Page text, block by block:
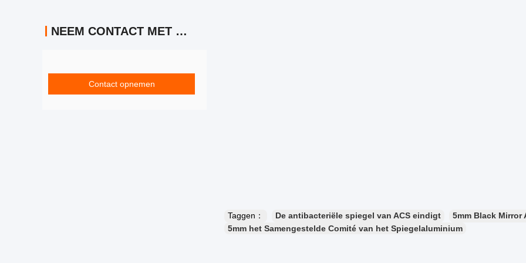
NEEM CONTACT MET ONS OP
Contact opnemen
Taggen： De antibacteriële spiegel van ACS eindigt
5mm Black Mirror
5mm het Samengestelde Comité van het Spiegelaluminium